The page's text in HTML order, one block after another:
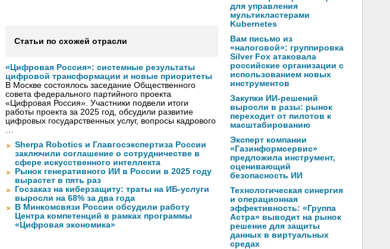
Статьи по схожей отрасли
«Цифровая Россия»: системные результаты
цифровой трансформации и новые приоритеты
В Москве состоялось заседание Общественного
совета федерального партийного проекта
«Цифровая Россия». Участники подвели итоги
работы проекта за 2025 год, обсудили развитие
цифровых государственных услуг, вопросы кадрового
…
Sherpa Robotics и Главгосэкспертиза России
заключили соглашение о сотрудничестве в
сфере искусственного интеллекта
Рынок генеративного ИИ в России в 2025 году
вырастет в пять раз
Госзаказ на киберзащиту: траты на ИБ-услуги
выросли на 68% за два года
В Минкомсвязи России обсудили работу
Центра компетенций в рамках программы
«Цифровая экономика»
для управления
мультикластерами
Kubernetes
Вам письмо из
«налоговой»: группировка
Silver Fox атаковала
российские организации с
использованием новых
инструментов
Закупки ИИ-решений
выросли в разы: рынок
переходит от пилотов к
масштабированию
Эксперт компании
«Газинформсервис»
предложила инструмент,
оценивающий
безопасность ИИ
Технологическая синергия
и операционная
эффективность: «Группа
Астра» выводит на рынок
решение для защиты
данных в виртуальных
средах